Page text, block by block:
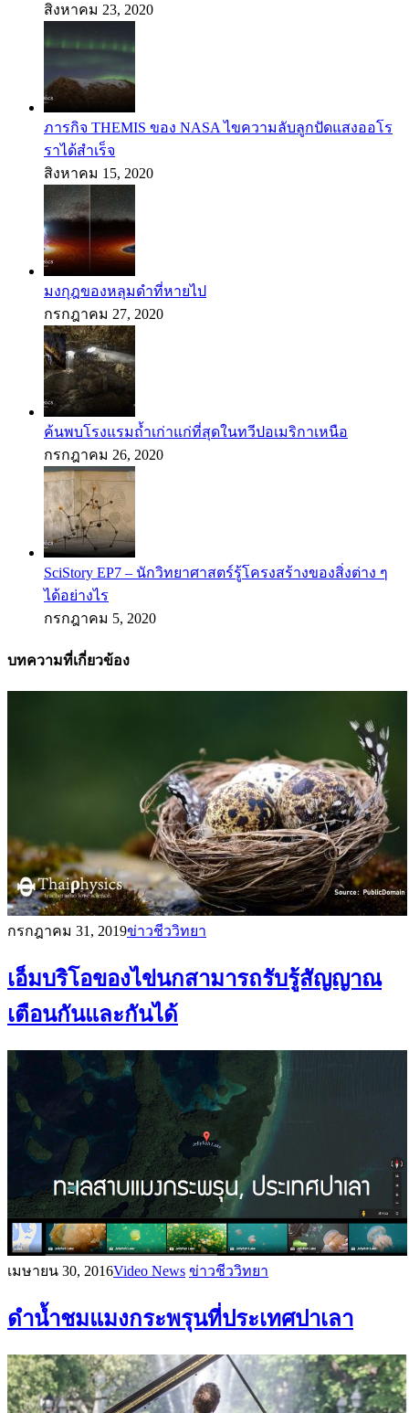
สิงหาคม 23, 2020
ภารกิจ THEMIS ของ NASA ไขความลับลูกปัดแสงออโร
ราได้สำเร็จ
สิงหาคม 15, 2020
มงกุฎของหลุมดำที่หายไป
กรกฎาคม 27, 2020
ค้นพบโรงแรมถ้ำเก่าแก่ที่สุดในทวีปอเมริกาเหนือ
กรกฎาคม 26, 2020
SciStory EP7 – นักวิทยาศาสตร์รู้โครงสร้างของสิ่งต่าง ๆ
ได้อย่างไร
กรกฎาคม 5, 2020
บทความที่เกี่ยวข้อง
กรกฎาคม 31, 2019ข่าวชีววิทยา
เอ็มบริโอของไข่นกสามารถรับรู้สัญญาณ
เตือนกันและกันได้
เมษายน 30, 2016Video News ข่าวชีววิทยา
ดำน้ำชมแมงกระพรุนที่ประเทศปาเลา